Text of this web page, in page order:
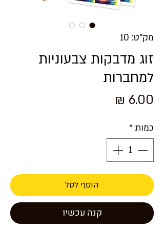
מק"ט: 10
זוג מדבקות צבעוניות
למחברות
כמות*
הוסף לסל
קנה עכשיו